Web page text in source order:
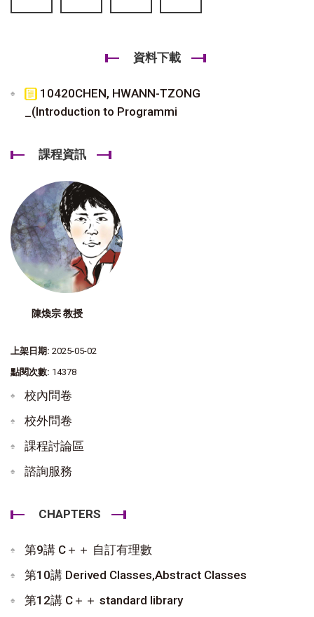
資料下載
10420CHEN, HWANN-TZONG
_(Introduction to Programmi
課程資訊
陳煥宗 教授
上架日期: 2025-05-02
點閱次數: 14378
校內問卷
校外問卷
課程討論區
諮詢服務
CHAPTERS
第9講 C＋＋ 自訂有理數
第10講 Derived Classes,Abstract Classes
第12講 C＋＋ standard library